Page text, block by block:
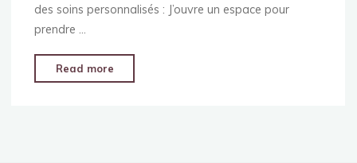
des soins personnalisés : J’ouvre un espace pour
prendre …
Read more